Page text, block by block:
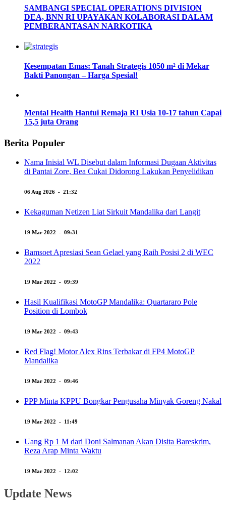
SAMBANGI SPECIAL OPERATIONS DIVISION
DEA, BNN RI UPAYAKAN KOLABORASI DALAM
PEMBERANTASAN NARKOTIKA
Kesempatan Emas: Tanah Strategis 1050 m² di Mekar
Bakti Panongan – Harga Spesial!
Mental Health Hantui Remaja RI Usia 10-17 tahun Capai
15,5 juta Orang
Berita Populer
Nama Inisial WL Disebut dalam Informasi Dugaan Aktivitas
di Pantai Zore, Bea Cukai Didorong Lakukan Penyelidikan
06 Aug 2026 - 21:32
Kekaguman Netizen Liat Sirkuit Mandalika dari Langit
19 Mar 2022 - 09:31
Bamsoet Apresiasi Sean Gelael yang Raih Posisi 2 di WEC
2022
19 Mar 2022 - 09:39
Hasil Kualifikasi MotoGP Mandalika: Quartararo Pole
Position di Lombok
19 Mar 2022 - 09:43
Red Flag! Motor Alex Rins Terbakar di FP4 MotoGP
Mandalika
19 Mar 2022 - 09:46
PPP Minta KPPU Bongkar Pengusaha Minyak Goreng Nakal
19 Mar 2022 - 11:49
Uang Rp 1 M dari Doni Salmanan Akan Disita Bareskrim,
Reza Arap Minta Waktu
19 Mar 2022 - 12:02
Update News